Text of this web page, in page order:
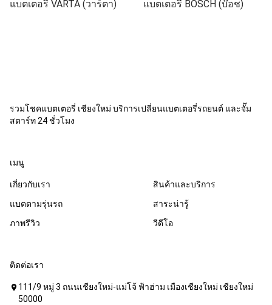
แบตเตอรี่ VARTA (วาร์ตา) แบตเตอรี่ BOSCH (บ๊อช)
รวมโชคแบตเตอรี่ เชียงใหม่ บริการเปลี่ยนแบตเตอรี่รถยนต์ และจั๊ม
สตาร์ท 24 ชั่วโมง
เมนู
เกี่ยวกับเรา
สินค้าและบริการ
แบตตามรุ่นรถ
สาระน่ารู้
ภาพรีวิว
วีดีโอ
ติดต่อเรา
location_on 111/9 หมู่ 3 ถนนเชียงใหม่-แม่โจ้ ฟ้าฮ่าม เมืองเชียงใหม่ เชียงใหม่
50000